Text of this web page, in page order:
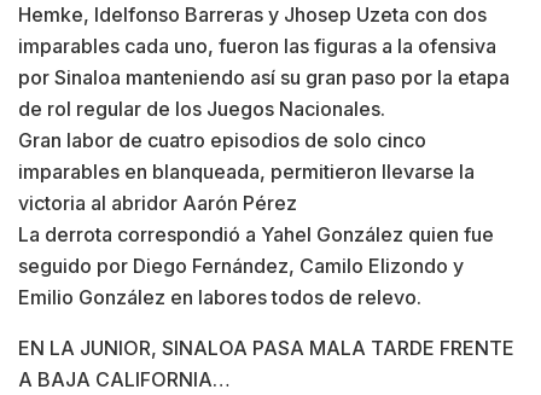
Hemke, Idelfonso Barreras y Jhosep Uzeta con dos
imparables cada uno, fueron las figuras a la ofensiva
por Sinaloa manteniendo así su gran paso por la etapa
de rol regular de los Juegos Nacionales.
Gran labor de cuatro episodios de solo cinco
imparables en blanqueada, permitieron llevarse la
victoria al abridor Aarón Pérez
La derrota correspondió a Yahel González quien fue
seguido por Diego Fernández, Camilo Elizondo y
Emilio González en labores todos de relevo.
EN LA JUNIOR, SINALOA PASA MALA TARDE FRENTE
A BAJA CALIFORNIA…